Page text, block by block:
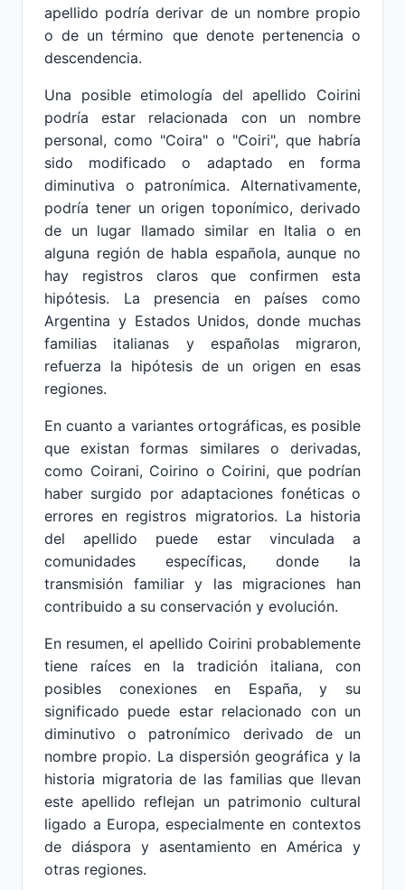
apellido podría derivar de un nombre propio
o de un término que denote pertenencia o
descendencia.
Una posible etimología del apellido Coirini
podría estar relacionada con un nombre
personal, como "Coira" o "Coiri", que habría
sido modificado o adaptado en forma
diminutiva o patronímica. Alternativamente,
podría tener un origen toponímico, derivado
de un lugar llamado similar en Italia o en
alguna región de habla española, aunque no
hay registros claros que confirmen esta
hipótesis. La presencia en países como
Argentina y Estados Unidos, donde muchas
familias italianas y españolas migraron,
refuerza la hipótesis de un origen en esas
regiones.
En cuanto a variantes ortográficas, es posible
que existan formas similares o derivadas,
como Coirani, Coirino o Coirini, que podrían
haber surgido por adaptaciones fonéticas o
errores en registros migratorios. La historia
del apellido puede estar vinculada a
comunidades específicas, donde la
transmisión familiar y las migraciones han
contribuido a su conservación y evolución.
En resumen, el apellido Coirini probablemente
tiene raíces en la tradición italiana, con
posibles conexiones en España, y su
significado puede estar relacionado con un
diminutivo o patronímico derivado de un
nombre propio. La dispersión geográfica y la
historia migratoria de las familias que llevan
este apellido reflejan un patrimonio cultural
ligado a Europa, especialmente en contextos
de diáspora y asentamiento en América y
otras regiones.